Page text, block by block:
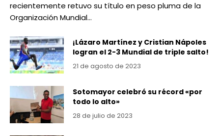
recientemente retuvo su título en peso pluma de la
Organización Mundial…
¡Lázaro Martínez y Cristian Nápoles
logran el 2-3 Mundial de triple salto!
21 de agosto de 2023
Sotomayor celebró su récord «por
todo lo alto»
28 de julio de 2023